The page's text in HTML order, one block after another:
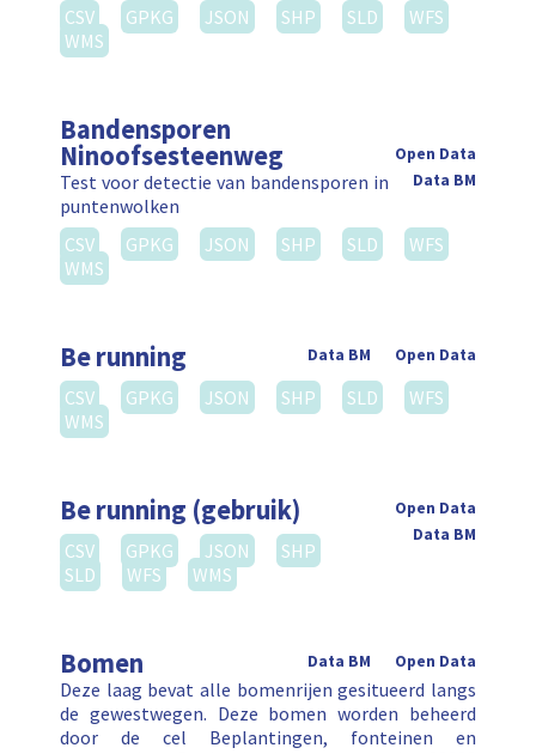
CSV GPKG JSON SHP SLD
WFS
WMS
Bandensporen
Ninoofsesteenweg
Open Data
Data BM
Test voor detectie van bandensporen in
puntenwolken
CSV
GPKG JSON SHP SLD
WFS
WMS
Be running Open Data
Data BM
CSV GPKG JSON SHP SLD
WFS
WMS
Be running (gebruik)
Open Data
Data BM
CSV GPKG JSON
SHP
SLD
WFS WMS
Bomen Open Data
Data BM
Deze laag bevat alle bomenrijen gesitueerd langs
de gewestwegen. Deze bomen worden beheerd
door de cel Beplantingen, fonteinen en